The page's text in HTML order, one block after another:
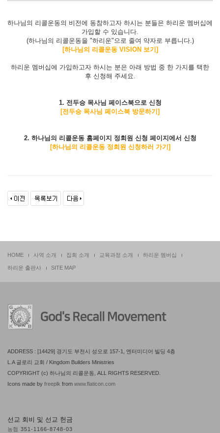
하나님의 리콜운동의 비전에 동참하고자 하시는 분들은 하리운 멤버십에
가입할 수 있습니다.
(하나님의 리콜운동을 "하리운"으로 줄여 약자로 부릅니다.)
[하나님의 리콜운동 VISION 보기]
하리운 멤버십에 가입하고자 하시는 분은 아래 방법 중 한 가지를 택한
후 신청해 주세요.
1. 전두승 목사님 페이스북으로 신청
[전두승 목사님 페이스북 방문하기]
2. 하나님의 리콜운동 홈페이지 정회원 신청 페이지에서 신청
[하나님의 리콜운동 정회원 신청하러 가기]
HOME 사역 소개 집회 소개 교육과정 소개 하리운 멤버십
하리운 출판사 SITE MAP
ADDRESS : [14429] 경기도 부천시 성오로 157-1, 엔터미디어 빌딩 4층
L.A 글로리 교회 / Kingdom Builders Ministries
COPYRIGHT (c) 하나님의 리콜운동, ALL RIGHTS RESERVED.
Icons made by freeplk from www.flaticon.com
선교 회비 및 선교 헌금
농협 351-1166-8748-03